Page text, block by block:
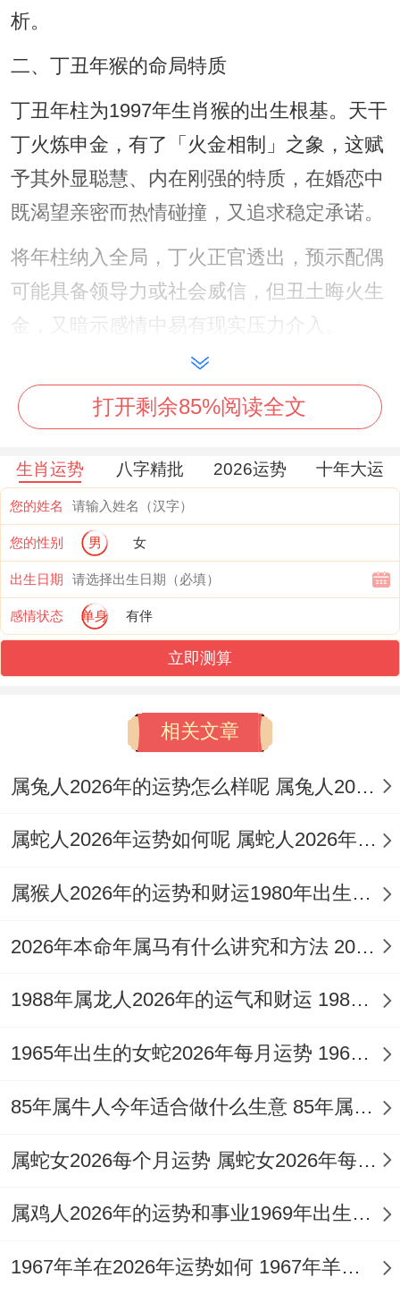
析。
二、丁丑年猴的命局特质
丁丑年柱为1997年生肖猴的出生根基。天干
丁火炼申金，有了「火金相制」之象，这赋
予其外显聪慧、内在刚强的特质，在婚恋中
既渴望亲密而热情碰撞，又追求稳定承诺。
将年柱纳入全局，丁火正官透出，预示配偶
可能具备领导力或社会威信，但丑土晦火生
金，又暗示感情中易有现实压力介入。
唯细致拆解，丑为金库，藏干己土、癸水、
辛金，这使情感世界复杂多元：己土正印代
劫财则提示感情竞争。
随大运流转，当行至水旺之运，伤官之气被
激发，可能对现有联系 产生疏离感；而逢土
旺之地，印星化官生身，又易因家庭责任而
深化姻缘，故此年出生的属猴人终身伴侣需
能平衡其官星与伤官冲突，借包容化解其情
三、配偶宫与合婚要素
日支为偶在八字中直接对应配偶形象。需结
壬水坐申金长生之地，配偶多聪慧善谋，但
金水相生亦主双方易陷于理想化争执；日柱
势，却能助其收敛散漫。
将配偶宫与年柱丁丑联动。丑土生申金，预
土所泄，又暗示早期感情易受长辈意见作
用。
星明透（如庚金日主见乙木），男性易得贤
内助，女性则关系物质与谐；若印星为用
通过全局五行调配，如金旺者配火木调候，
打开剩余85%阅读全文
生肖运势 八字精批 2026运势 十年大运
您的姓名
您的性别 男 女
出生日期
感情状态 单身 有伴
立即测算
相关文章
属兔人2026年的运势怎么样呢 属兔人2026年运势及每月运势
属蛇人2026年运势如何呢 属蛇人2026年运势及每月运势如何
属猴人2026年的运势和财运1980年出生女 属猴的人2026年运势及运程详解
2026年本命年属马有什么讲究和方法 2026年本命年戴什么首饰好
1988年属龙人2026年的运气和财运 1988年属龙人吉利的季节
1965年出生的女蛇2026年每月运势 1965年出生属什么
85年属牛人今年适合做什么生意 85年属牛人适合搞养殖吗
属蛇女2026每个月运势 属蛇女2026年每月运势及全年运势
属鸡人2026年的运势和事业1969年出生的女孩 属鸡人2026年全年运势运程大全
1967年羊在2026年运势如何 1967年羊在2026年的运势